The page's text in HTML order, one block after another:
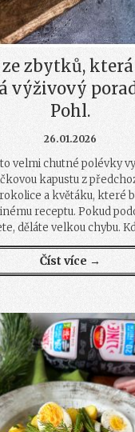
zbytků,
výživový
Pohl.
26.01.2026
velmi chutné polévky
kapustu z
a květáku, které
receptu. Pokud
děláte velkou chybu.
Číst více →